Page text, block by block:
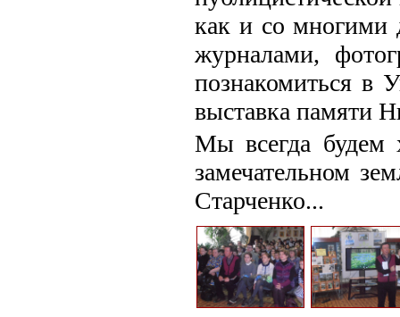
как и со многими
журналами,
познакомиться в
выставка памяти
Мы всегда будем
замечательном
Старченко...